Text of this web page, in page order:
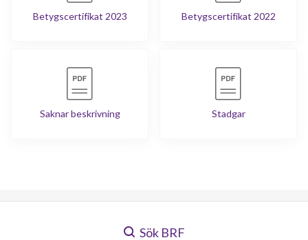
Betygscertifikat 2023 Betygscertifikat 2022
Saknar beskrivning Stadgar
Sök BRF